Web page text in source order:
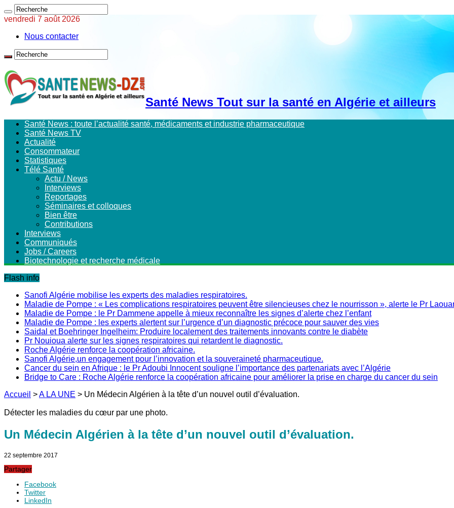
vendredi 7 août 2026
Nous contacter
Santé News Tout sur la santé en Algérie et ailleurs
Santé News : toute l’actualité santé, médicaments et industrie pharmaceutique
Santé News TV
Actualité
Consommateur
Statistiques
Télé Santé
Actu / News
Interviews
Reportages
Séminaires et colloques
Bien être
Contributions
Interviews
Communiqués
Jobs / Careers
Biotechnologie et recherche médicale
Flash info
Sanofi Algérie mobilise les experts des maladies respiratoires.
Maladie de Pompe : « Les complications respiratoires peuvent être silencieuses chez le nourrisson », alerte le Pr
Maladie de Pompe : le Pr Dammene appelle à mieux reconnaître les signes d’alerte chez l’enfant
Maladie de Pompe : les experts alertent sur l’urgence d’un diagnostic précoce pour sauver des vies
Saidal et Boehringer Ingelheim: Produire localement des traitements innovants contre le diabète
Pr Nouioua alerte sur les signes respiratoires qui retardent le diagnostic.
Roche Algérie renforce la coopération africaine.
Sanofi Algérie,un engagement pour l’innovation et la souveraineté pharmaceutique.
Cancer du sein en Afrique : le Pr Adoubi Innocent souligne l’importance des partenariats avec l’Algérie
Bridge to Care : Roche Algérie renforce la coopération africaine pour améliorer la prise en charge du cancer du sein
Accueil >A LA UNE > Un Médecin Algérien à la tête d’un nouvel outil d’évaluation.
Détecter les maladies du cœur par une photo.
Un Médecin Algérien à la tête d’un nouvel outil d’évaluation.
22 septembre 2017
Partager
Facebook
Twitter
LinkedIn